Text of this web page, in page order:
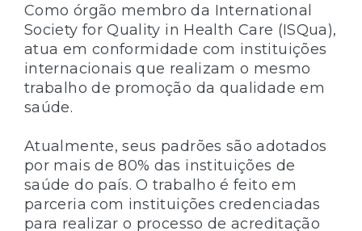
Como órgão membro da International
Society for Quality in Health Care (ISQua),
atua em conformidade com instituições
internacionais que realizam o mesmo
trabalho de promoção da qualidade em
saúde.
Atualmente, seus padrões são adotados
por mais de 80% das instituições de
saúde do país. O trabalho é feito em
parceria com instituições credenciadas
para realizar o processo de acreditação